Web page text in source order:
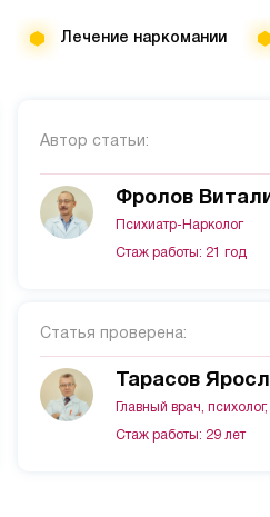
Лечение наркомании
Автор статьи:
Фролов
Психиатр-Нарколог
Стаж работы: 21 год
Статья проверена:
Тарасов
Главный врач,
Стаж работы: 29 лет